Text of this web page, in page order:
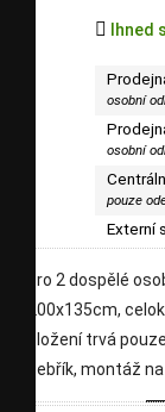
 Ihned
osobní
osobní
pouze
Externí
pro 2 dospělé
200x135cm,
složení trvá
žebřík, montáž